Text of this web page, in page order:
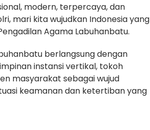
modern, terpercaya, dan
mari kita wujudkan Indonesia yang
Agama Labuhanbatu.
berlangsung dengan
instansi vertikal, tokoh
masyarakat sebagai wujud
keamanan dan ketertiban yang